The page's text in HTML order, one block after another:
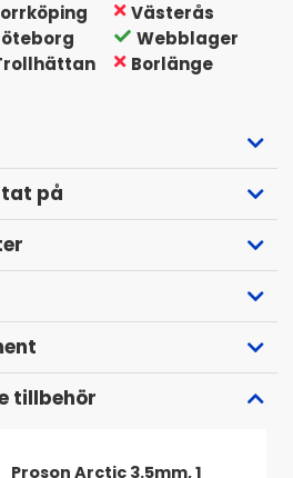
Västerås
Webblager
Borlänge
på
tillbehör
Proson Arctic 3.5mm, 1